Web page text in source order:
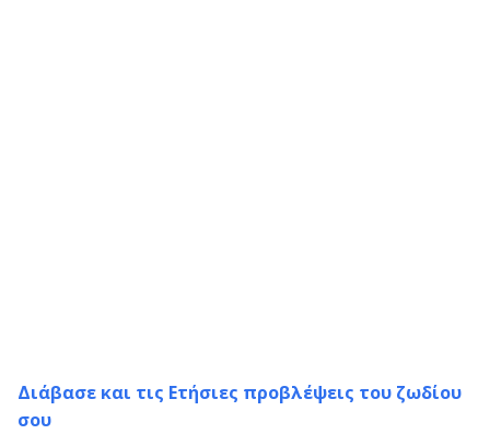
Διάβασε και τις Ετήσιες προβλέψεις του ζωδίου
σου